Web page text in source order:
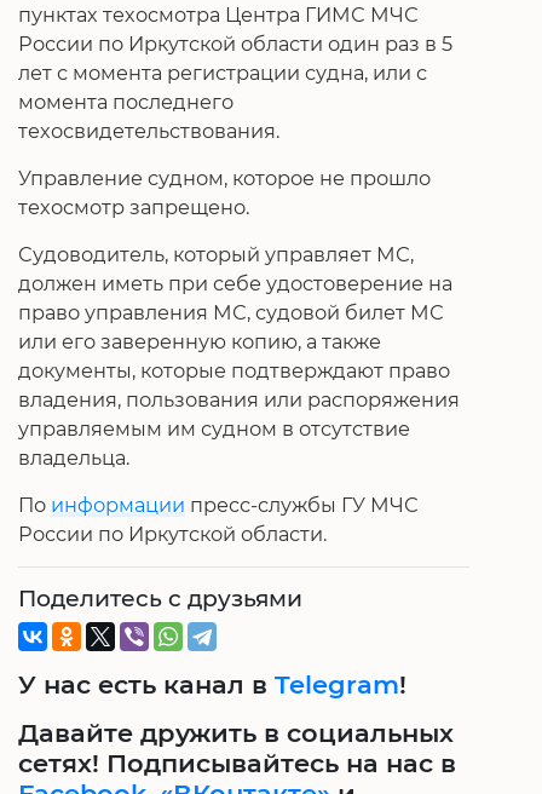
пунктах техосмотра Центра ГИМС МЧС
России по Иркутской области один раз в 5
лет с момента регистрации судна, или с
момента последнего
техосвидетельствования.
Управление судном, которое не прошло
техосмотр запрещено.
Судоводитель, который управляет МС,
должен иметь при себе удостоверение на
право управления МС, судовой билет МС
или его заверенную копию, а также
документы, которые подтверждают право
владения, пользования или распоряжения
управляемым им судном в отсутствие
владельца.
По информации пресс-службы ГУ МЧС
России по Иркутской области.
Поделитесь с друзьями
У нас есть канал в Telegram!
Давайте дружить в социальных
сетях! Подписывайтесь на нас в